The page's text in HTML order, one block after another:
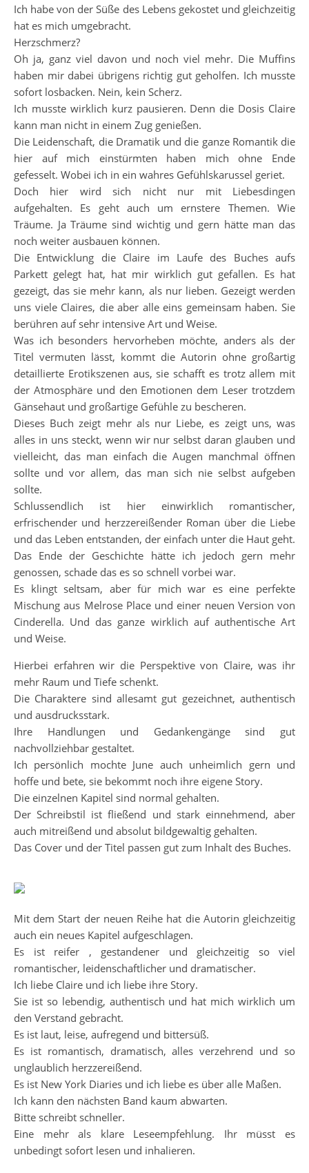
Ich habe von der Süße des Lebens gekostet und gleichzeitig
hat es mich umgebracht.
Herzschmerz?
Oh ja, ganz viel davon und noch viel mehr. Die Muffins
haben mir dabei übrigens richtig gut geholfen. Ich musste
sofort losbacken. Nein, kein Scherz.
Ich musste wirklich kurz pausieren. Denn die Dosis Claire
kann man nicht in einem Zug genießen.
Die Leidenschaft, die Dramatik und die ganze Romantik die
hier auf mich einstürmten haben mich ohne Ende
gefesselt. Wobei ich in ein wahres Gefühlskarussel geriet.
Doch hier wird sich nicht nur mit Liebesdingen
aufgehalten. Es geht auch um ernstere Themen. Wie
Träume. Ja Träume sind wichtig und gern hätte man das
noch weiter ausbauen können.
Die Entwicklung die Claire im Laufe des Buches aufs
Parkett gelegt hat, hat mir wirklich gut gefallen. Es hat
gezeigt, das sie mehr kann, als nur lieben. Gezeigt werden
uns viele Claires, die aber alle eins gemeinsam haben. Sie
berühren auf sehr intensive Art und Weise.
Was ich besonders hervorheben möchte, anders als der
Titel vermuten lässt, kommt die Autorin ohne großartig
detaillierte Erotikszenen aus, sie schafft es trotz allem mit
der Atmosphäre und den Emotionen dem Leser trotzdem
Gänsehaut und großartige Gefühle zu bescheren.
Dieses Buch zeigt mehr als nur Liebe, es zeigt uns, was
alles in uns steckt, wenn wir nur selbst daran glauben und
vielleicht, das man einfach die Augen manchmal öffnen
sollte und vor allem, das man sich nie selbst aufgeben
sollte.
Schlussendlich ist hier einwirklich romantischer,
erfrischender und herzzereißender Roman über die Liebe
und das Leben entstanden, der einfach unter die Haut geht.
Das Ende der Geschichte hätte ich jedoch gern mehr
genossen, schade das es so schnell vorbei war.
Es klingt seltsam, aber für mich war es eine perfekte
Mischung aus Melrose Place und einer neuen Version von
Cinderella. Und das ganze wirklich auf authentische Art
und Weise.
Hierbei erfahren wir die Perspektive von Claire, was ihr
mehr Raum und Tiefe schenkt.
Die Charaktere sind allesamt gut gezeichnet, authentisch
und ausdrucksstark.
Ihre Handlungen und Gedankengänge sind gut
nachvollziehbar gestaltet.
Ich persönlich mochte June auch unheimlich gern und
hoffe und bete, sie bekommt noch ihre eigene Story.
Die einzelnen Kapitel sind normal gehalten.
Der Schreibstil ist fließend und stark einnehmend, aber
auch mitreißend und absolut bildgewaltig gehalten.
Das Cover und der Titel passen gut zum Inhalt des Buches.
Mit dem Start der neuen Reihe hat die Autorin gleichzeitig
auch ein neues Kapitel aufgeschlagen.
Es ist reifer , gestandener und gleichzeitig so viel
romantischer, leidenschaftlicher und dramatischer.
Ich liebe Claire und ich liebe ihre Story.
Sie ist so lebendig, authentisch und hat mich wirklich um
den Verstand gebracht.
Es ist laut, leise, aufregend und bittersüß.
Es ist romantisch, dramatisch, alles verzehrend und so
unglaublich herzzereißend.
Es ist New York Diaries und ich liebe es über alle Maßen.
Ich kann den nächsten Band kaum abwarten.
Bitte schreibt schneller.
Eine mehr als klare Leseempfehlung. Ihr müsst es
unbedingt sofort lesen und inhalieren.